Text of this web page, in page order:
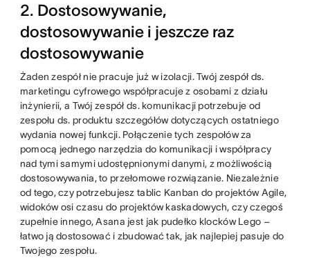
2. Dostosowywanie,
dostosowywanie i jeszcze raz
dostosowywanie
Żaden zespół nie pracuje już w izolacji. Twój zespół ds.
marketingu cyfrowego współpracuje z osobami z działu
inżynierii, a Twój zespół ds. komunikacji potrzebuje od
zespołu ds. produktu szczegółów dotyczących ostatniego
wydania nowej funkcji. Połączenie tych zespołów za
pomocą jednego narzędzia do komunikacji i współpracy
nad tymi samymi udostępnionymi danymi, z możliwością
dostosowywania, to przełomowe rozwiązanie. Niezależnie
od tego, czy potrzebujesz tablic Kanban do projektów Agile,
widoków osi czasu do projektów kaskadowych, czy czegoś
zupełnie innego, Asana jest jak pudełko klocków Lego –
łatwo ją dostosować i zbudować tak, jak najlepiej pasuje do
Twojego zespołu.